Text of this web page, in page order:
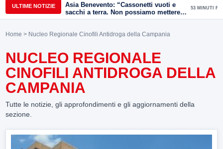
ULTIME NOTIZIE
Asia Benevento: “Cassonetti vuoti e
sacchi a terra. Non possiamo mettere
una toppa alla mancanza di rispetto”
53 MINUTI FA
Home > Nucleo Regionale Cinofili Antidroga della Campania
NUCLEO REGIONALE
CINOFILI ANTIDROGA DELLA
CAMPANIA
Tutte le notizie, gli approfondimenti e gli aggiornamenti della
sezione.